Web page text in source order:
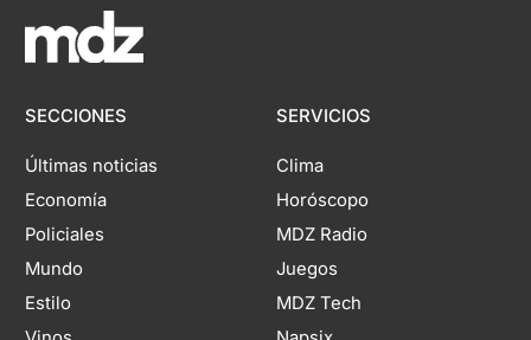
SECCIONES
Últimas noticias
Economía
Policiales
Mundo
Estilo
SERVICIOS
Clima
Horóscopo
MDZ Radio
Juegos
MDZ Tech